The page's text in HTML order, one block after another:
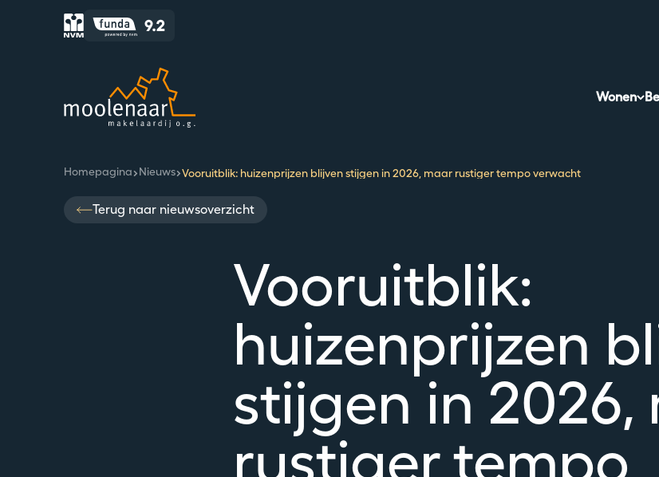
Moolenaar logo
Wonen
Homepagina Nieuws Vooruitblik: huizenprijzen blijven stijgen in 2026, maar rustiger tempo verwacht
Terug naar nieuwsoverzicht
Vooruitblik:
huizenprijzen
stijgen in 2026,
rustiger tempo